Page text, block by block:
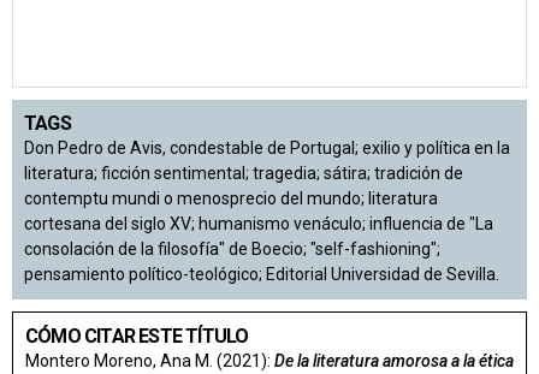
TAGS
Don Pedro de Avis, condestable de Portugal; exilio y política en la
literatura; ficción sentimental; tragedia; sátira; tradición de
contemptu mundi o menosprecio del mundo; literatura
cortesana del siglo XV; humanismo venáculo; influencia de "La
consolación de la filosofía" de Boecio; "self-fashioning";
pensamiento político-teológico; Editorial Universidad de Sevilla.
CÓMO CITAR ESTE TÍTULO
Montero Moreno, Ana M. (2021): De la literatura amorosa a la ética